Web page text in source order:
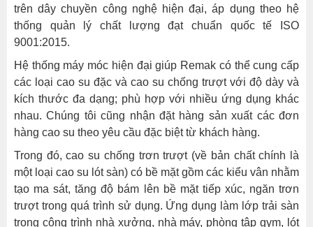
trên dây chuyền công nghệ hiện đại, áp dụng theo hệ
thống quản lý chất lượng đạt chuẩn quốc tế ISO
9001:2015.
Hệ thống máy móc hiện đại giúp Remak có thể cung cấp
các loại cao su đặc và cao su chống trượt với độ dày và
kích thước đa dạng; phù hợp với nhiều ứng dụng khác
nhau. Chúng tôi cũng nhận đặt hàng sản xuất các đơn
hàng cao su theo yêu cầu đặc biệt từ khách hàng.
Trong đó, cao su chống trơn trượt (về bản chất chính là
một loại cao su lót sàn) có bề mặt gồm các kiểu vân nhằm
tạo ma sát, tăng độ bám lên bề mặt tiếp xúc, ngăn trơn
trượt trong quá trình sử dụng. Ứng dụng làm lớp trải sàn
trong công trình nhà xưởng, nhà máy, phòng tập gym, lót